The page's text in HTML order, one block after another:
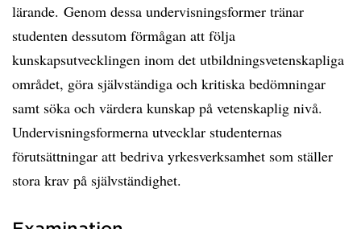
lärande. Genom dessa undervisningsformer tränar
studenten dessutom förmågan att följa
kunskapsutvecklingen inom det utbildningsvetenskapliga
området, göra självständiga och kritiska bedömningar
samt söka och värdera kunskap på vetenskaplig nivå.
Undervisningsformerna utvecklar studenternas
förutsättningar att bedriva yrkesverksamhet som ställer
stora krav på självständighet.